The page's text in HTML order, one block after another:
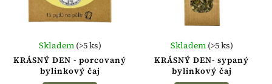
KRÁSNÝ DEN - porcovaný
bylinkový čaj
Skladem (>5 ks)
KRÁSNÝ DEN- sypaný
bylinkový čaj
Skladem (>5 ks)